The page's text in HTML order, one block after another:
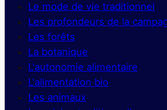
Le mode de vie traditionnel
Les profondeurs de la
Les forêts
La botanique
L'autonomie alimentaire
L'alimentation bio
Les animaux